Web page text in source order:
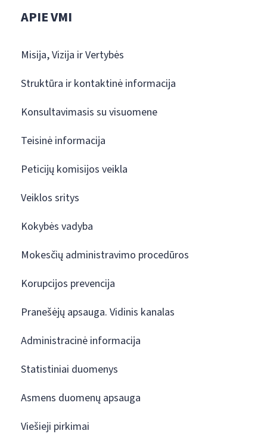
APIE VMI
Misija, Vizija ir Vertybės
Struktūra ir kontaktinė informacija
Konsultavimasis su visuomene
Teisinė informacija
Peticijų komisijos veikla
Veiklos sritys
Kokybės vadyba
Mokesčių administravimo procedūros
Korupcijos prevencija
Pranešėjų apsauga. Vidinis kanalas
Administracinė informacija
Statistiniai duomenys
Asmens duomenų apsauga
Viešieji pirkimai